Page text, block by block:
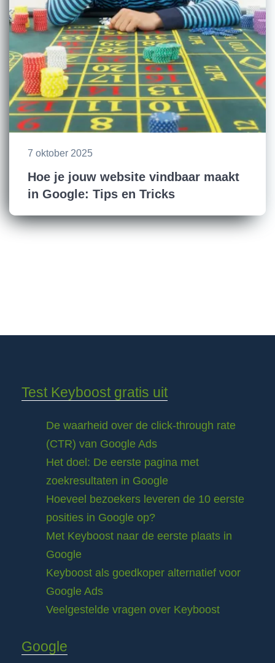
7 oktober 2025
Hoe je jouw website vindbaar maakt
in Google: Tips en Tricks
Test Keyboost gratis uit
De waarheid over de click-through rate
(CTR) van Google Ads
Het doel: De eerste pagina met
zoekresultaten in Google
Hoeveel bezoekers leveren de 10 eerste
posities in Google op?
Met Keyboost naar de eerste plaats in
Google
Keyboost als goedkoper alternatief voor
Google Ads
Veelgestelde vragen over Keyboost
Google